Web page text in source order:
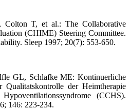
T, et al.: The Collaborative
(CHIME) Steering Committee.
Sleep 1997; 20(7): 553-650.
GL, Schlafke ME: Kontinuerliche
Qualitatskontrolle der Heimtherapie
(CCHS).
146: 223-234.